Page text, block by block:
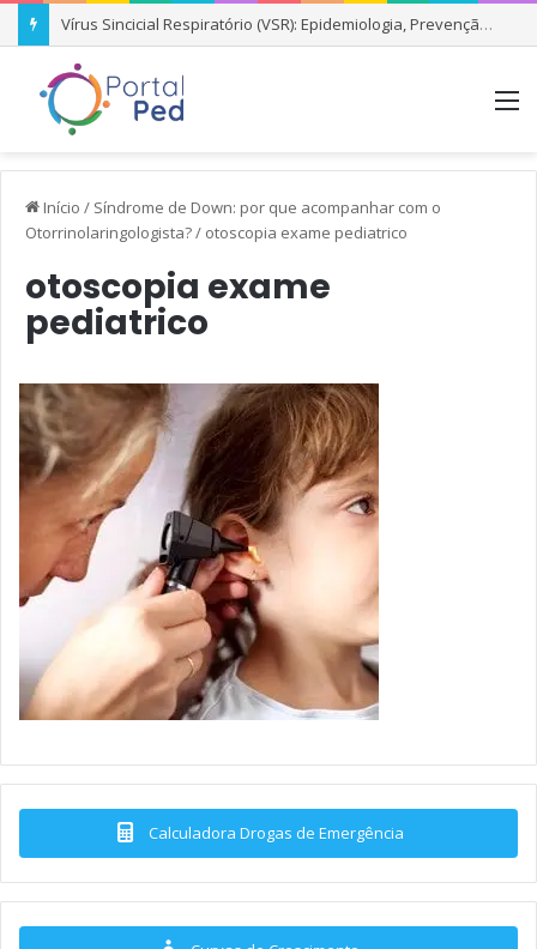
Vírus Sincicial Respiratório (VSR): Epidemiologia, Prevenção e Condutas Clínicas
Início / Síndrome de Down: por que acompanhar com o
Otorrinolaringologista?/ otoscopia exame pediatrico
otoscopia exame
pediatrico
Calculadora Drogas de Emergência